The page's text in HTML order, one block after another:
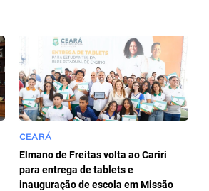
CEARÁ
Elmano de Freitas volta ao Cariri
para entrega de tablets e
inauguração de escola em Missão